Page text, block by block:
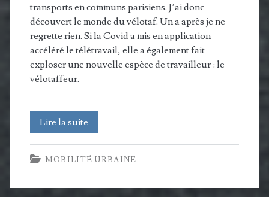
transports en communs parisiens. J’ai donc
découvert le monde du vélotaf. Un a après je ne
regrette rien. Si la Covid a mis en application
accéléré le télétravail, elle a également fait
exploser une nouvelle espèce de travailleur : le
vélotaffeur.
Lire la suite
première
année
de
MOBILITÉ URBAINE